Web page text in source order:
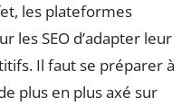
les plateformes
les SEO d’adapter leur
Il faut se préparer à
plus en plus axé sur